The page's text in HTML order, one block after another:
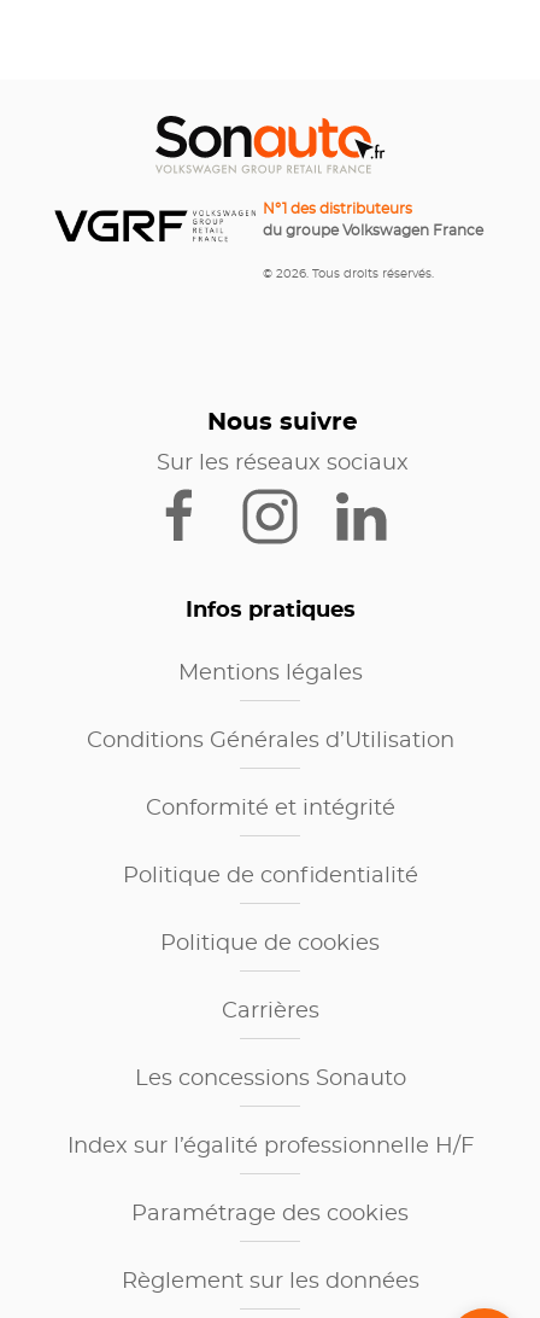
N°1 des distributeurs
du groupe Volkswagen France
© 2026. Tous droits réservés.
Nous suivre
Sur les réseaux sociaux
Infos pratiques
Mentions légales
Conditions Générales d’Utilisation
Conformité et intégrité
Politique de confidentialité
Politique de cookies
Carrières
Les concessions Sonauto
Index sur l’égalité professionnelle H/F
Paramétrage des cookies
Règlement sur les données